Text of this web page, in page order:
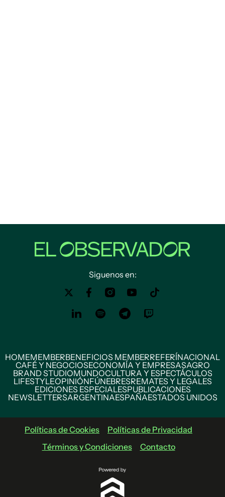
Siguenos en:
HOMEMEMBERBENEFICIOS MEMBERREFERÍNACIONAL
CAFÉ Y NEGOCIOSECONOMÍA Y EMPRESASAGRO
BRAND STUDIOMUNDOCULTURA Y ESPECTÁCULOS
LIFESTYLEOPINIÓNFÚNEBRESREMATES Y LEGALES
EDICIONES ESPECIALESPUBLICACIONES
NEWSLETTERSARGENTINAESPAÑAESTADOS UNIDOS
Políticas de Cookies
Políticas de Privacidad
Términos y Condiciones
Contacto